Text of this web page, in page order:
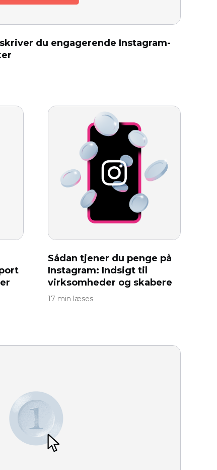
du engagerende Instagram-
Sådan tjener du penge på
Instagram: Indsigt til
virksomheder og skabere
17 min læses